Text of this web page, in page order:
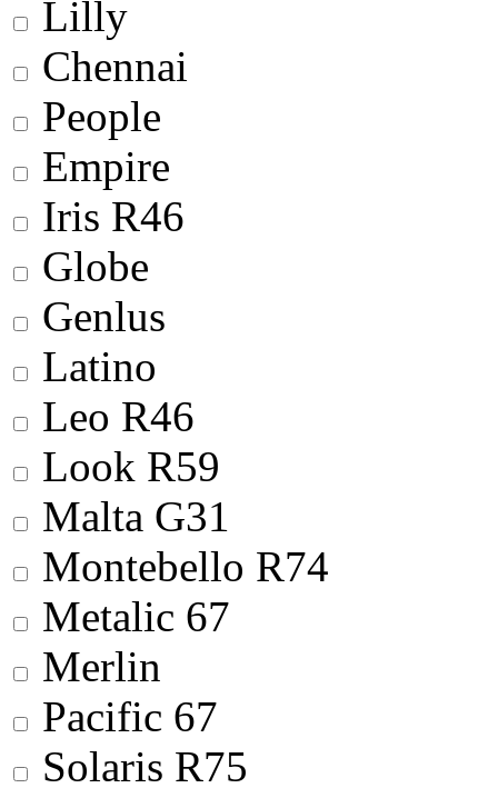
Lilly
Chennai
People
Empire
Iris R46
Globe
Genlus
Latino
Leo R46
Look R59
Malta G31
Montebello R74
Metalic 67
Merlin
Pacific 67
Solaris R75